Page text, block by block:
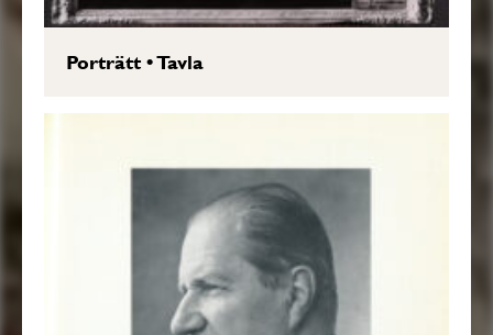
Porträtt•Tavla